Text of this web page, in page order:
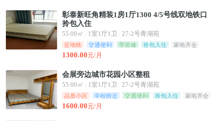
彰泰新旺角精装1房1厅1300 4/5号线双地铁口
拎包入住
55.00㎡ 1室1厅1卫 27-2号青湖苑
近地铁 交通便利 带装修 拎包入住 家电齐全
1300.00元/月
会展旁边城市花园小区整租
55.00㎡ 1室1厅1卫 27-2号青湖苑
品质小区 学校附近 交通便利 拎包入住 家电齐全
1600.00元/月